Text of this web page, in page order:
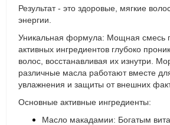
Результат - это здоровые, мягкие
энергии.
Уникальная формула: Мощная смесь
активных ингредиентов глубоко
волос, восстанавливая их изнутри.
различные масла работают вместе
увлажнения и защиты от внешних
Основные активные ингредиенты:
Масло макадамии: Богатым